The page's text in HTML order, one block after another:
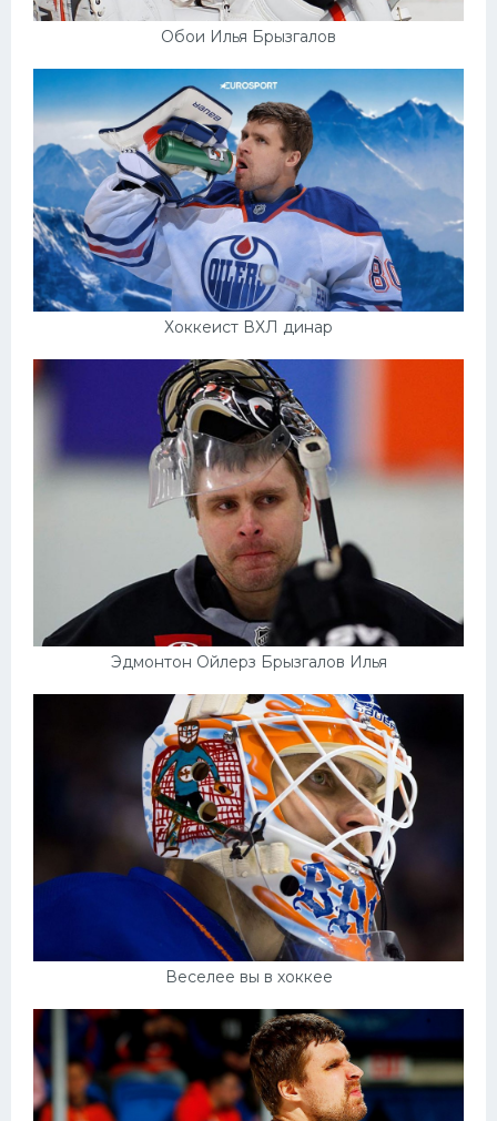
Обои Илья Брызгалов
Хоккеист ВХЛ динар
Эдмонтон Ойлерз Брызгалов Илья
Веселее вы в хоккее